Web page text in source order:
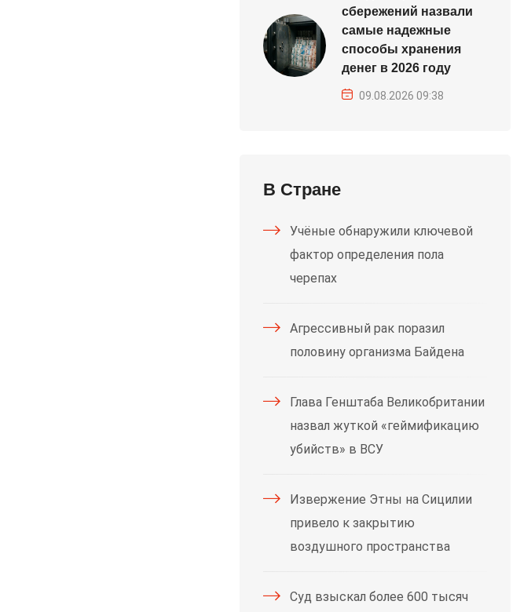
сбережений назвали
самые надежные
способы хранения
денег в 2026 году
09.08.2026 09:38
В Стране
Учёные обнаружили ключевой
фактор определения пола
черепах
Агрессивный рак поразил
половину организма Байдена
Глава Генштаба Великобритании
назвал жуткой «геймификацию
убийств» в ВСУ
Извержение Этны на Сицилии
привело к закрытию
воздушного пространства
Суд взыскал более 600 тысяч